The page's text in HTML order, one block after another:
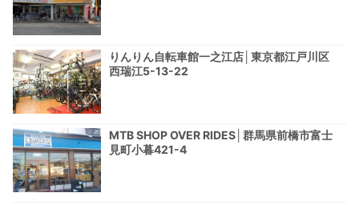
りんりん自転車館一之江店│東京都江戸川区
西瑞江5-13-22
MTB SHOP OVER RIDES│群馬県前橋市富士
見町小暮421-4